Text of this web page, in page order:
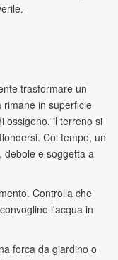
trasformare un
in superficie
ossigeno, il terreno si
Col tempo, un
debole e soggetta a
Controlla che
l'acqua in
forca da giardino o